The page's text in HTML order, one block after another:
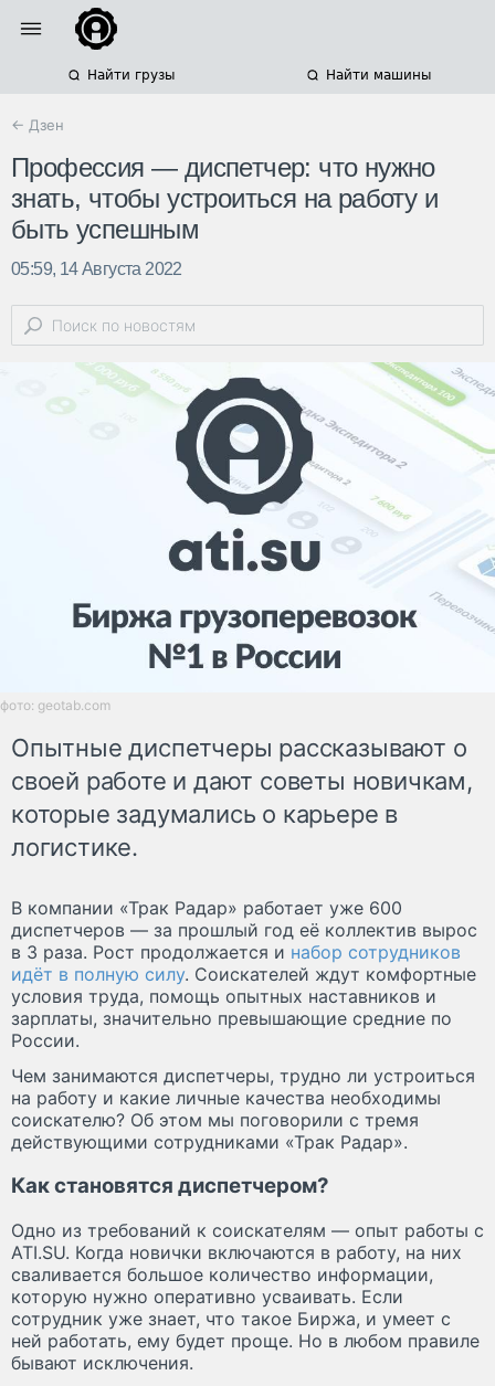
Найти грузы Найти машины
← Дзен
Профессия — диспетчер: что нужно
знать, чтобы устроиться на работу и
быть успешным
05:59, 14 Августа 2022
фото: geotab.com
Опытные диспетчеры рассказывают о
своей работе и дают советы новичкам,
которые задумались о карьере в
логистике.
В компании «Трак Радар» работает уже 600
диспетчеров — за прошлый год её коллектив вырос
в 3 раза. Рост продолжается и набор сотрудников
идёт в полную силу. Соискателей ждут комфортные
условия труда, помощь опытных наставников и
зарплаты, значительно превышающие средние по
России.
Чем занимаются диспетчеры, трудно ли устроиться
на работу и какие личные качества необходимы
соискателю? Об этом мы поговорили с тремя
действующими сотрудниками «Трак Радар».
Как становятся диспетчером?
Одно из требований к соискателям — опыт работы с
ATI.SU. Когда новички включаются в работу, на них
сваливается большое количество информации,
которую нужно оперативно усваивать. Если
сотрудник уже знает, что такое Биржа, и умеет с
ней работать, ему будет проще. Но в любом правиле
бывают исключения.